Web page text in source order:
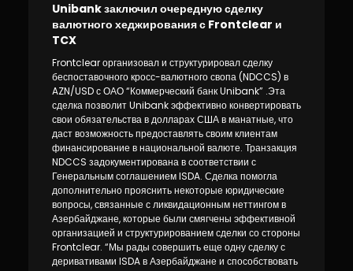
Unibank заключил очередную сделку
валютного хеджирования с Frontclear и
TCX
Frontclear организовал и структурировал сделку
беспоставочного кросс-валютного свопа (NDCCS) в
AZN/USD с ОАО “Коммерческий банк Unibank” .Эта
сделка позволит Unibank эффективно конвертировать
свои обязательства в долларах США в манатные, что
даст возможность предоставлять своим клиентам
финансирование в национальной валюте. Транзакция
NDCCS задокументирована в соответствии с
Генеральным соглашением ISDA. Сделка помогла
дополнительно прояснить некоторые юридические
вопросы, связанные с ликвидационным неттингом в
Азербайджане, которые были смягчены эффективной
организацией и структурированием сделки со стороны
Frontclear. “Мы рады совершить еще одну сделку с
деривативами ISDA в Азербайджане и способствовать